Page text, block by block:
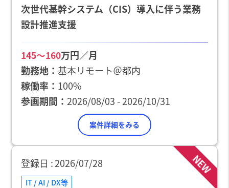
次世代基幹システム（CIS）導入に伴う業務
設計推進支援
145〜160万円／月
勤務地
基本リモート＠都内
稼働率
100%
参画期間
2026/08/03 - 2026/10/31
案件詳細をみる
NEW
登録日 2026/07/28
IT / AI / DX等